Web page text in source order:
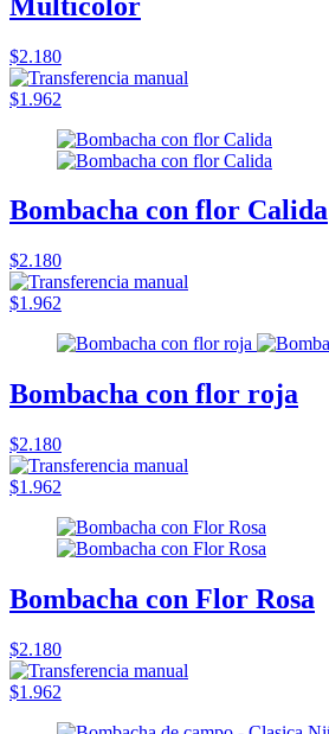
$2.180
$1.962
Bombacha con flor Calida
$2.180
$1.962
Bombacha con flor roja
$2.180
$1.962
Bombacha con Flor Rosa
$2.180
$1.962